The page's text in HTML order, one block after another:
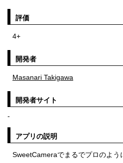
評価
4+
開発者
Masanari Takigawa
開発者サイト
-
アプリの説明
SweetCameraでまるでプロのよ